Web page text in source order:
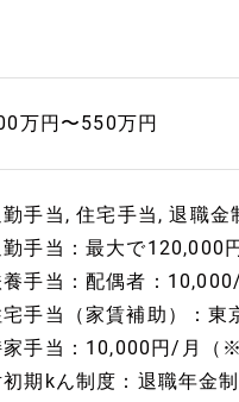
万円〜550万円
手当, 住宅手当, 退職金
勤手当：最大で120,000
養手当：配偶者：
宅手当（家賃補助）：
家手当：10,000円/月（※
期kん制度：退職年金